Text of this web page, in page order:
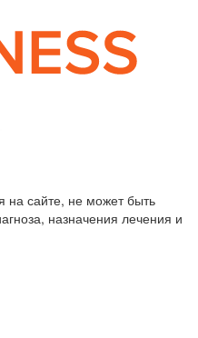
сайте, не может быть
назначения лечения и